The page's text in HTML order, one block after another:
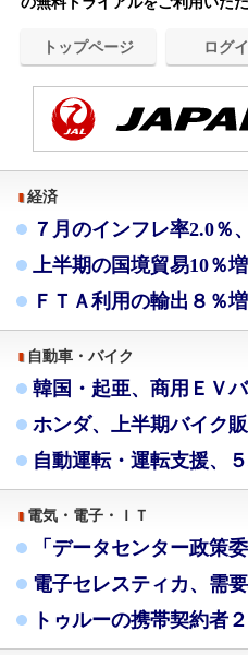
トップページ ログ
経済
７月のインフレ率2.0％
上半期の国境貿易10％
ＦＴＡ利用の輸出８％
自動車・バイク
韓国・起亜、商用ＥＶ
ホンダ、上半期バイク
自動運転・運転支援、
電気・電子・ＩＴ
「データセンター政策
電子セレスティカ、需
トゥルーの携帯契約者